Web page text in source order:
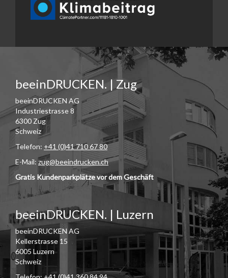
beeinDRUCKEN. | Zug
beeinDRUCKEN AG
Industriestrasse 8
6300 Zug
Schweiz
Telefon: +41 (0)41 710 67 80
E-Mail: zug@beeindrucken.ch
Gratis Kundenparkplätze vor dem Geschäft
beeinDRUCKEN. | Luzern
beeinDRUCKEN AG
Kellerstrasse 15
6005 Luzern
Schweiz